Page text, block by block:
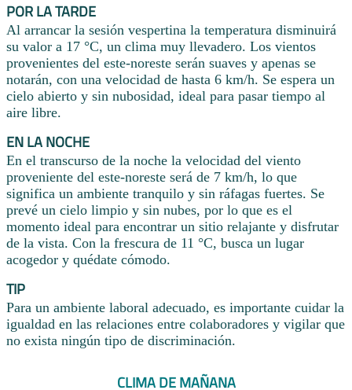
POR LA TARDE
Al arrancar la sesión vespertina la temperatura disminuirá
su valor a 17 °C, un clima muy llevadero. Los vientos
provenientes del este-noreste serán suaves y apenas se
notarán, con una velocidad de hasta 6 km/h. Se espera un
cielo abierto y sin nubosidad, ideal para pasar tiempo al
aire libre.
EN LA NOCHE
En el transcurso de la noche la velocidad del viento
proveniente del este-noreste será de 7 km/h, lo que
significa un ambiente tranquilo y sin ráfagas fuertes. Se
prevé un cielo limpio y sin nubes, por lo que es el
momento ideal para encontrar un sitio relajante y disfrutar
de la vista. Con la frescura de 11 °C, busca un lugar
acogedor y quédate cómodo.
TIP
Para un ambiente laboral adecuado, es importante cuidar la
igualdad en las relaciones entre colaboradores y vigilar que
no exista ningún tipo de discriminación.
CLIMA DE MAÑANA